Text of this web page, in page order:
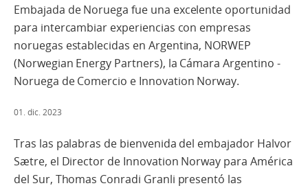
Embajada de Noruega fue una excelente oportunidad
para intercambiar experiencias con empresas
noruegas establecidas en Argentina, NORWEP
(Norwegian Energy Partners), la Cámara Argentino -
Noruega de Comercio e Innovation Norway.
01. dic. 2023
Tras las palabras de bienvenida del embajador Halvor
Sætre, el Director de Innovation Norway para América
del Sur, Thomas Conradi Granli presentó las